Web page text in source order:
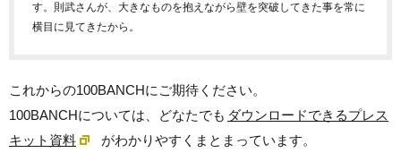
す。則武さんが、大きなものを抱えながら壁を突破してきた事を常に
横目に見てきたから。
これからの100BANCHにご期待ください。
100BANCHについては、どなたでも ダウンロードできるプレス
キット資料
がわかりやすくまとまっています。